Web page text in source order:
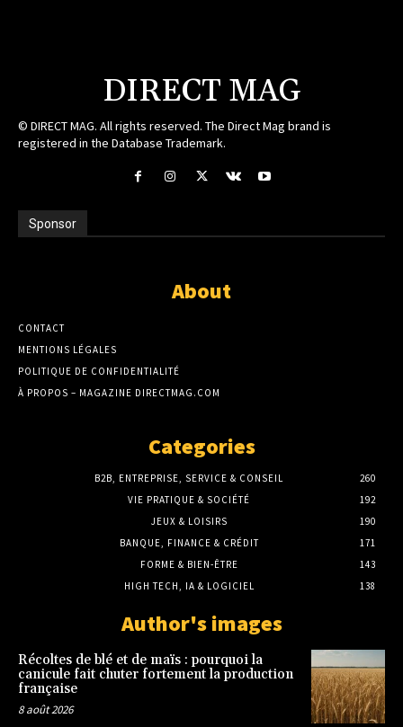
DIRECT MAG
© DIRECT MAG. All rights reserved. The Direct Mag brand is
registered in the Database Trademark.
Sponsor
About
CONTACT
MENTIONS LÉGALES
POLITIQUE DE CONFIDENTIALITÉ
À PROPOS – MAGAZINE DIRECTMAG.COM
Categories
B2B, ENTREPRISE, SERVICE & CONSEIL
260
VIE PRATIQUE & SOCIÉTÉ
192
JEUX & LOISIRS
190
BANQUE, FINANCE & CRÉDIT
171
FORME & BIEN-ÊTRE
143
HIGH TECH, IA & LOGICIEL
138
Author's images
Récoltes de blé et de maïs : pourquoi la
canicule fait chuter fortement la production
française
8 août 2026